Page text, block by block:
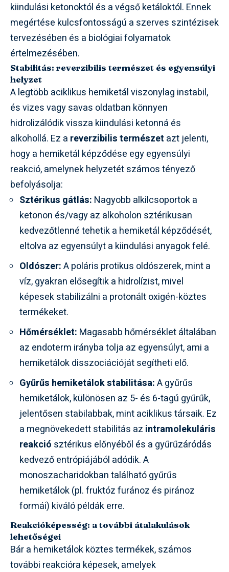
kiindulási ketonoktól és a végső ketáloktól. Ennek
megértése kulcsfontosságú a szerves szintézisek
tervezésében és a biológiai folyamatok
értelmezésében.
Stabilitás: reverzibilis természet és egyensúlyi
helyzet
A legtöbb aciklikus hemiketál viszonylag instabil,
és vizes vagy savas oldatban könnyen
hidrolizálódik vissza kiindulási ketonná és
alkohollá. Ez a reverzibilis természet azt jelenti,
hogy a hemiketál képződése egy egyensúlyi
reakció, amelynek helyzetét számos tényező
befolyásolja:
Sztérikus gátlás: Nagyobb alkilcsoportok a
ketonon és/vagy az alkoholon sztérikusan
kedvezőtlenné tehetik a hemiketál képződését,
eltolva az egyensúlyt a kiindulási anyagok felé.
Oldószer:A poláris protikus oldószerek, mint a
víz, gyakran elősegítik a hidrolízist, mivel
képesek stabilizálni a protonált oxigén-köztes
termékeket.
Hőmérséklet: Magasabb hőmérséklet általában
az endoterm irányba tolja az egyensúlyt, ami a
hemiketálok disszociációját segítheti elő.
Gyűrűs hemiketálok stabilitása:A gyűrűs
hemiketálok, különösen az 5- és 6-tagú gyűrűk,
jelentősen stabilabbak, mint aciklikus társaik. Ez
a megnövekedett stabilitás az intramolekuláris
reakció sztérikus előnyéből és a gyűrűzáródás
kedvező entrópiájából adódik. A
monoszacharidokban található gyűrűs
hemiketálok (pl. fruktóz furánoz és piránoz
formái) kiváló példák erre.
Reakcióképesség: a további átalakulások
lehetőségei
Bár a hemiketálok köztes termékek, számos
további reakcióra képesek, amelyek